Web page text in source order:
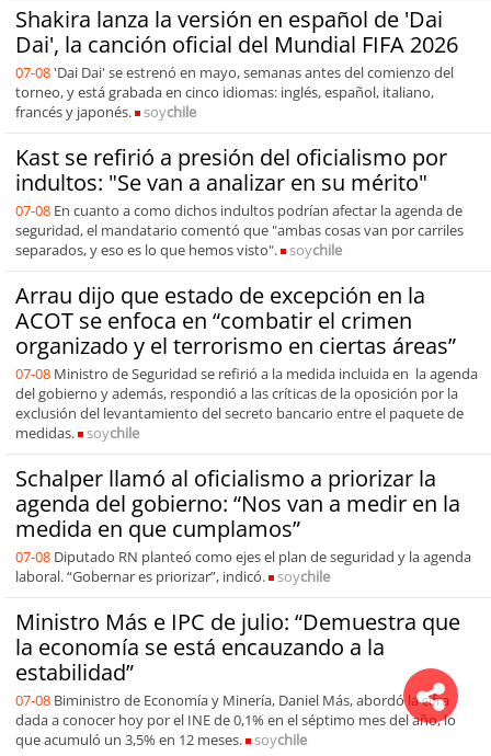
Shakira lanza la versión en español de 'Dai
Dai', la canción oficial del Mundial FIFA 2026
07-08 'Dai Dai' se estrenó en mayo, semanas antes del comienzo del
torneo, y está grabada en cinco idiomas: inglés, español, italiano,
francés y japonés.
soychile
Kast se refirió a presión del oficialismo por
indultos: "Se van a analizar en su mérito"
07-08 En cuanto a como dichos indultos podrían afectar la agenda de
seguridad, el mandatario comentó que "ambas cosas van por carriles
separados, y eso es lo que hemos visto".
soychile
Arrau dijo que estado de excepción en la
ACOT se enfoca en “combatir el crimen
organizado y el terrorismo en ciertas áreas”
07-08 Ministro de Seguridad se refirió a la medida incluida en la agenda
del gobierno y además, respondió a las críticas de la oposición por la
exclusión del levantamiento del secreto bancario entre el paquete de
medidas.
soychile
Schalper llamó al oficialismo a priorizar la
agenda del gobierno: “Nos van a medir en la
medida en que cumplamos”
07-08 Diputado RN planteó como ejes el plan de seguridad y la agenda
laboral. “Gobernar es priorizar”, indicó.
soychile
Ministro Más e IPC de julio: “Demuestra que
la economía se está encauzando a la
estabilidad”
07-08 Biministro de Economía y Minería, Daniel Más, abordó la cifra
dada a conocer hoy por el INE de 0,1% en el séptimo mes del año, lo
que acumuló un 3,5% en 12 meses.
soychile